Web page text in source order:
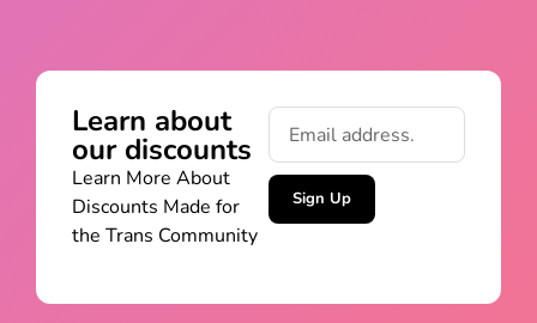
Learn about
our discounts
Learn More About
Discounts Made for
the Trans Community
Sign Up